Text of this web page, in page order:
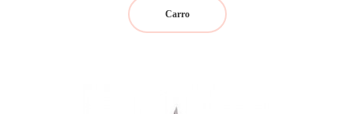
Carro